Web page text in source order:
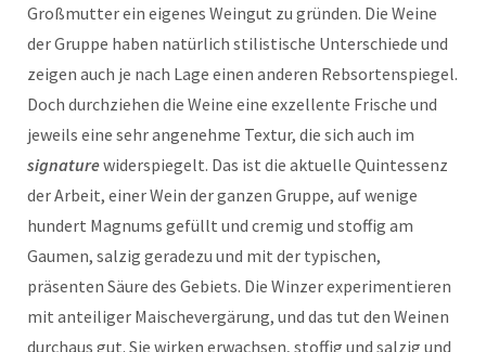
Großmutter ein eigenes Weingut zu gründen. Die Weine
der Gruppe haben natürlich stilistische Unterschiede und
zeigen auch je nach Lage einen anderen Rebsortenspiegel.
Doch durchziehen die Weine eine exzellente Frische und
jeweils eine sehr angenehme Textur, die sich auch im
signaturewiderspiegelt. Das ist die aktuelle Quintessenz
der Arbeit, einer Wein der ganzen Gruppe, auf wenige
hundert Magnums gefüllt und cremig und stoffig am
Gaumen, salzig geradezu und mit der typischen,
präsenten Säure des Gebiets. Die Winzer experimentieren
mit anteiliger Maischevergärung, und das tut den Weinen
durchaus gut. Sie wirken erwachsen, stoffig und salzig und